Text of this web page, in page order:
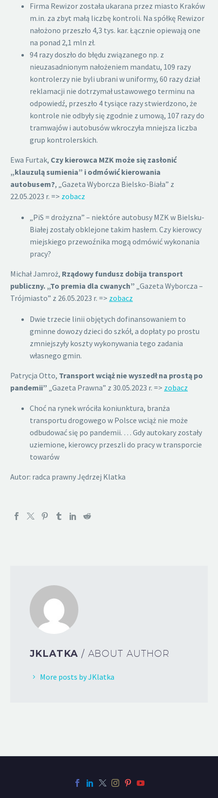
Firma Rewizor została ukarana przez miasto Kraków
m.in. za zbyt małą liczbę kontroli. Na spółkę Rewizor
nałożono przeszło 4,3 tys. kar. Łącznie opiewają one
na ponad 2,1 mln zł.
94 razy doszło do błędu związanego np. z
nieuzasadnionym nałożeniem mandatu, 109 razy
kontrolerzy nie byli ubrani w uniformy, 60 razy dział
reklamacji nie dotrzymał ustawowego terminu na
odpowiedź, przeszło 4 tysiące razy stwierdzono, że
kontrole nie odbyły się zgodnie z umową, 107 razy do
tramwajów i autobusów wkroczyła mniejsza liczba
grup kontrolerskich.
Ewa Furtak, Czy kierowca MZK może się zasłonić
„klauzulą sumienia” i odmówić kierowania
autobusem?, „Gazeta Wyborcza Bielsko-Biała” z
22.05.2023 r. => zobacz
„PiS = drożyzna” – niektóre autobusy MZK w Bielsku-
Białej zostały obklejone takim hasłem. Czy kierowcy
miejskiego przewoźnika mogą odmówić wykonania
pracy?
Michał Jamroż, Rządowy fundusz dobija transport
publiczny. „To premia dla cwanych” „Gazeta Wyborcza –
Trójmiasto” z 26.05.2023 r. => zobacz
Dwie trzecie linii objętych dofinansowaniem to
gminne dowozy dzieci do szkół, a dopłaty po prostu
zmniejszyły koszty wykonywania tego zadania
własnego gmin.
Patrycja Otto, Transport wciąż nie wyszedł na prostą po
pandemii” „Gazeta Prawna” z 30.05.2023 r. => zobacz
Choć na rynek wróciła koniunktura, branża
transportu drogowego w Polsce wciąż nie może
odbudować się po pandemii. … Gdy autokary zostały
uziemione, kierowcy przeszli do pracy w transporcie
towarów
Autor: radca prawny Jędrzej Klatka
JKLATKA / ABOUT AUTHOR
More posts by JKlatka